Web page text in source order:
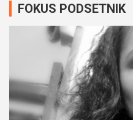
FOKUS PODSETNIK